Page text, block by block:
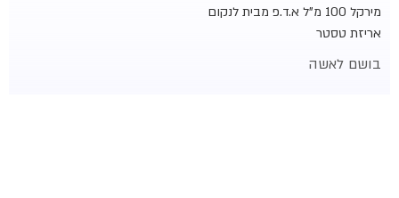
מירקל 100 מ"ל א.ד.פ מבית לנקום
אריזת טסטר
בושם לאשה